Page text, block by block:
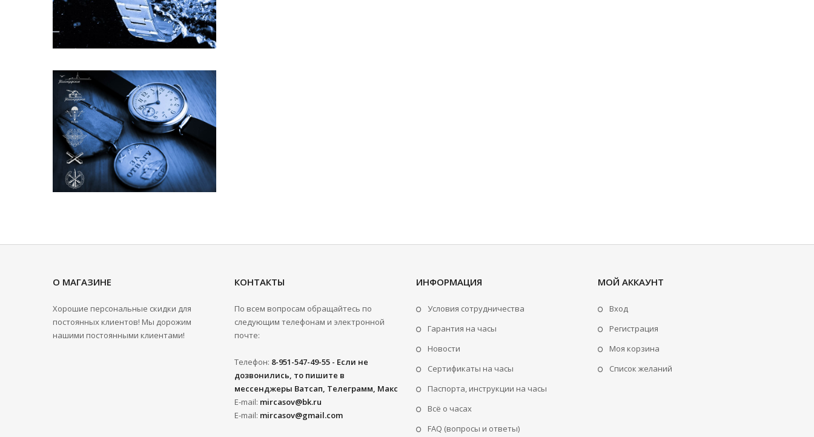
О МАГАЗИНЕ
Хорошие персональные скидки для
постоянных клиентов! Мы дорожим
нашими постоянными клиентами!
КОНТАКТЫ
По всем вопросам обращайтесь по
следующим телефонам и электронной
почте:
Телефон: 8-951-547-49-55 - Если не
дозвонились, то пишите в
мессенджеры Ватсап, Телеграмм, Макс
E-mail: mircasov@bk.ru
E-mail: mircasov@gmail.com
ИНФОРМАЦИЯ
Условия сотрудничества
Гарантия на часы
Новости
Сертификаты на часы
Паспорта, инструкции на часы
Всё о часах
FAQ (вопросы и ответы)
МОЙ АККАУНТ
Вход
Регистрация
Моя корзина
Cписок желаний